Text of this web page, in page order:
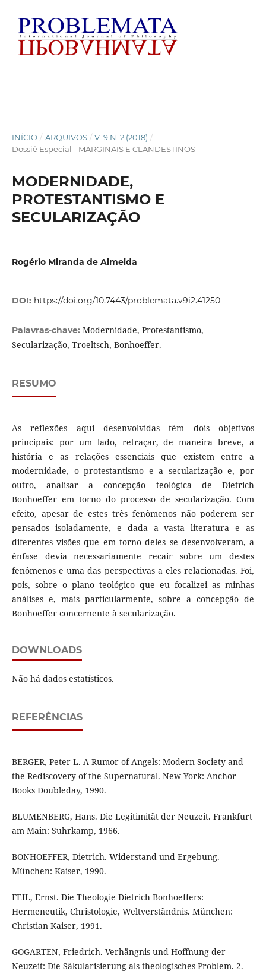
INÍCIO / ARQUIVOS / V. 9 N. 2 (2018) /
Dossiê Especial - MARGINAIS E CLANDESTINOS
MODERNIDADE,
PROTESTANTISMO E
SECULARIZAÇÃO
Rogério Miranda de Almeida
DOI: https://doi.org/10.7443/problemata.v9i2.41250
Palavras-chave: Modernidade, Protestantismo,
Secularização, Troeltsch, Bonhoeffer.
RESUMO
As reflexões aqui desenvolvidas têm dois objetivos
principais: por um lado, retraçar, de maneira breve, a
história e as relações essenciais que existem entre a
modernidade, o protestantismo e a secularização e, por
outro, analisar a concepção teológica de Dietrich
Bonhoeffer em torno do processo de secularização. Com
efeito, apesar de estes três fenômenos não poderem ser
pensados isoladamente, e dada a vasta literatura e as
diferentes visões que em torno deles se desenvolveram, a
ênfase devia necessariamente recair sobre um destes
fenômenos e uma das perspectivas a eles relacionadas. Foi,
pois, sobre o plano teológico que eu focalizei as minhas
análises e, mais particularmente, sobre a concepção de
Bonhoeffer concernente à secularização.
DOWNLOADS
Não há dados estatísticos.
REFERÊNCIAS
BERGER, Peter L. A Rumor of Angels: Modern Society and
the Rediscovery of the Supernatural. New York: Anchor
Books Doubleday, 1990.
BLUMENBERG, Hans. Die Legitimität der Neuzeit. Frankfurt
am Main: Suhrkamp, 1966.
BONHOEFFER, Dietrich. Widerstand und Ergebung.
München: Kaiser, 1990.
FEIL, Ernst. Die Theologie Dietrich Bonhoeffers:
Hermeneutik, Christologie, Weltverständnis. München:
Christian Kaiser, 1991.
GOGARTEN, Friedrich. Verhängnis und Hoffnung der
Neuzeit: Die Säkularisierung als theologisches Problem. 2.